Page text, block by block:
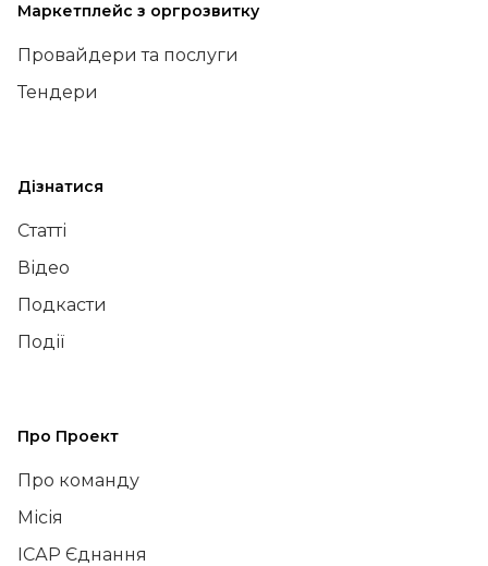
Маркетплейс з оргрозвитку
Провайдери та послуги
Тендери
Дізнатися
Статті
Відео
Подкасти
Події
Про Проект
Про команду
Місія
ІСАР Єднання